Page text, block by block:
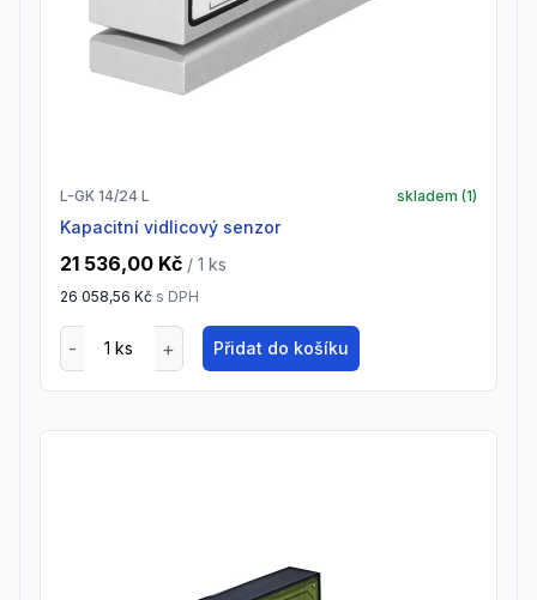
L-GK 14/24 L skladem (1)
Kapacitní vidlicový senzor
21 536,00 Kč / 1 ks
26 058,56 Kč s DPH
Přidat do košíku